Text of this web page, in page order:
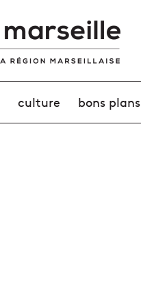
culture bons plans